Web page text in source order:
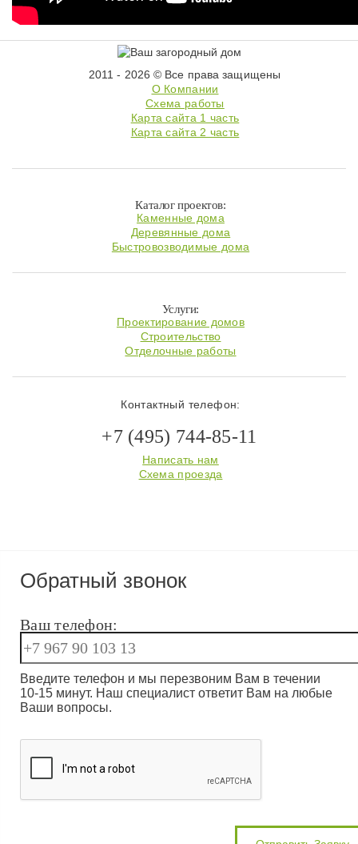
2011 - 2026 © Все права защищены
О Компании
Схема работы
Карта сайта 1 часть
Карта сайта 2 часть
Каталог проектов:
Каменные дома
Деревянные дома
Быстровозводимые дома
Услуги:
Проектирование домов
Строительство
Отделочные работы
Контактный телефон:
+7 (495) 744-85-11
Написать нам
Схема проезда
Обратный звонок
Ваш телефон:
Введите телефон и мы перезвоним Вам в течении
10-15 минут. Наш специалист ответит Вам на любые
Ваши вопросы.